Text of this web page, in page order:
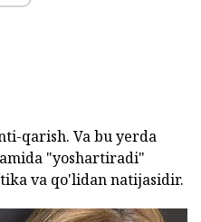
qarish. Va bu yerda
"yoshartiradi"
va qo'lidan natijasidir.